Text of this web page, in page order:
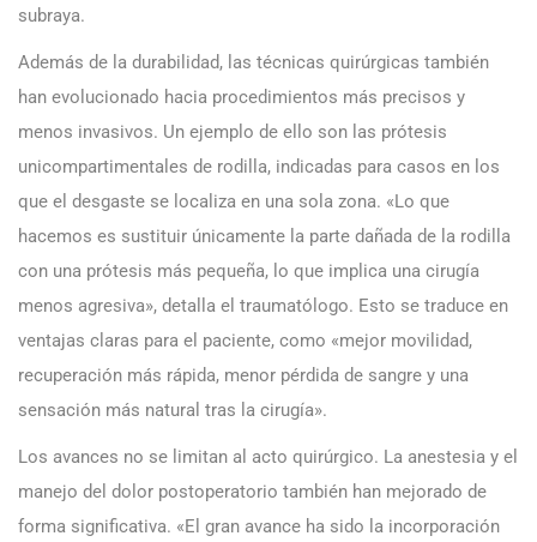
subraya.
Además de la durabilidad, las técnicas quirúrgicas también
han evolucionado hacia procedimientos más precisos y
menos invasivos. Un ejemplo de ello son las prótesis
unicompartimentales de rodilla, indicadas para casos en los
que el desgaste se localiza en una sola zona. «Lo que
hacemos es sustituir únicamente la parte dañada de la rodilla
con una prótesis más pequeña, lo que implica una cirugía
menos agresiva», detalla el traumatólogo. Esto se traduce en
ventajas claras para el paciente, como «mejor movilidad,
recuperación más rápida, menor pérdida de sangre y una
sensación más natural tras la cirugía».
Los avances no se limitan al acto quirúrgico. La anestesia y el
manejo del dolor postoperatorio también han mejorado de
forma significativa. «El gran avance ha sido la incorporación